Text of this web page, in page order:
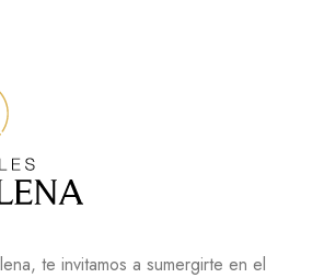
te invitamos a sumergirte en el